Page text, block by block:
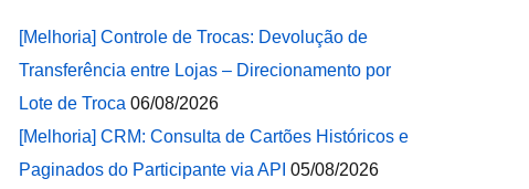
[Melhoria] Controle de Trocas: Devolução de
Transferência entre Lojas – Direcionamento por
Lote de Troca 06/08/2026
[Melhoria] CRM: Consulta de Cartões Históricos e
Paginados do Participante via API 05/08/2026